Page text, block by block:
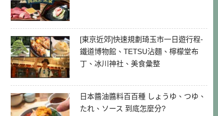
[東京近郊]快速規劃琦玉市一日遊行程-
鐵道博物館、TETSU沾麵、檸檬堂布
丁、冰川神社、美食彙整
日本醬油醬料百百種 しょうゆ、つゆ、
たれ、ソース 到底怎麼分?